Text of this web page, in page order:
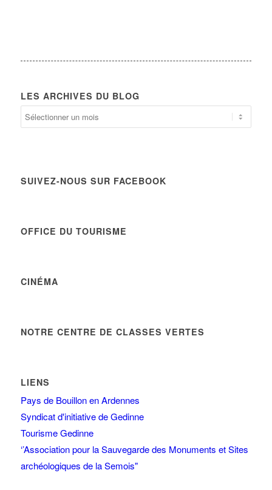
LES ARCHIVES DU BLOG
SUIVEZ-NOUS SUR FACEBOOK
OFFICE DU TOURISME
CINÉMA
NOTRE CENTRE DE CLASSES VERTES
LIENS
Pays de Bouillon en Ardennes
Syndicat d'initiative de Gedinne
Tourisme Gedinne
‘’Association pour la Sauvegarde des Monuments et Sites
archéologiques de la Semois"